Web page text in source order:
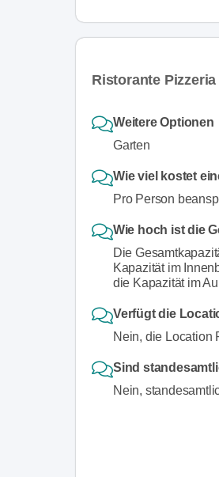
Ristorante
Weitere Optionen
Garten
Wie viel kostet
Pro Person
Wie hoch ist die
Die
Kapazität im
die Kapazität im
Verfügt die
Nein, die Location
Sind
Nein,